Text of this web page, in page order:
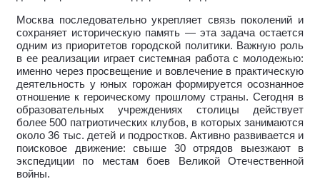
Москва последовательно укрепляет связь поколений и
сохраняет историческую память — эта задача остается
одним из приоритетов городской политики. Важную роль
в ее реализации играет системная работа с молодежью:
именно через просвещение и вовлечение в практическую
деятельность у юных горожан формируется осознанное
отношение к героическому прошлому страны. Сегодня в
образовательных учреждениях столицы действует
более 500 патриотических клубов, в которых занимаются
около 36 тыс. детей и подростков. Активно развивается и
поисковое движение: свыше 30 отрядов выезжают в
экспедиции по местам боев Великой Отечественной
войны.